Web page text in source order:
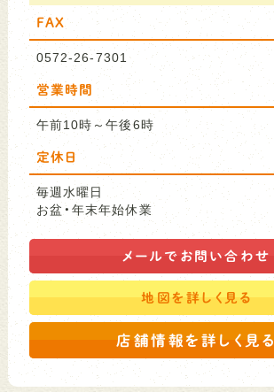
FAX
0572-26-7301
営業時間
午前10時～午後6時
定休日
毎週水曜日
お盆・年末年始休業
メールで お問い合わせ
地図を詳しく見る
店舗情報を詳しく見る